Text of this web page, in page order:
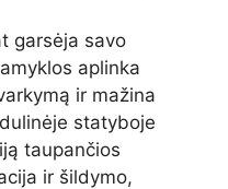
garsėja savo
aplinka
ir mažina
statyboje
taupančios
ir šildymo,